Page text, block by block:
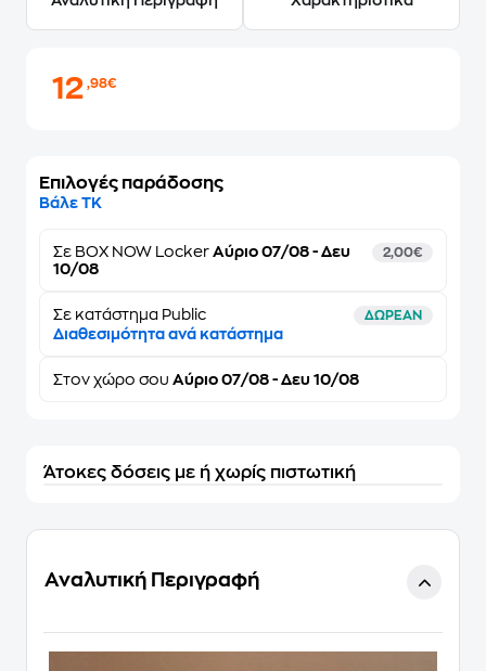
12,98€
Επιλογές παράδοσης
Βάλε ΤΚ
Σε BOX NOW Locker Αύριο 07/08 - Δευ
10/08
2,00€
Σε κατάστημα Public ΔΩΡΕΑΝ
Διαθεσιμότητα ανά κατάστημα
Στον χώρο σου Αύριο 07/08 - Δευ 10/08
Άτοκες δόσεις με ή χωρίς πιστωτική
Αναλυτική Περιγραφή